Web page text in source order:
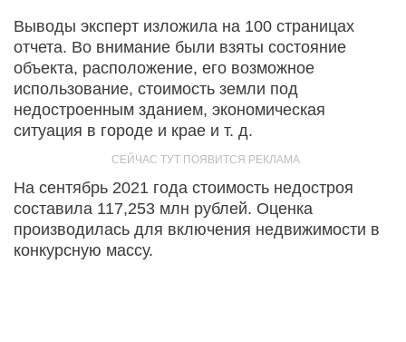
Выводы эксперт изложила на 100 страницах
отчета. Во внимание были взяты состояние
объекта, расположение, его возможное
использование, стоимость земли под
недостроенным зданием, экономическая
ситуация в городе и крае и т. д.
На сентябрь 2021 года стоимость недостроя
составила 117,253 млн рублей. Оценка
производилась для включения недвижимости в
конкурсную массу.